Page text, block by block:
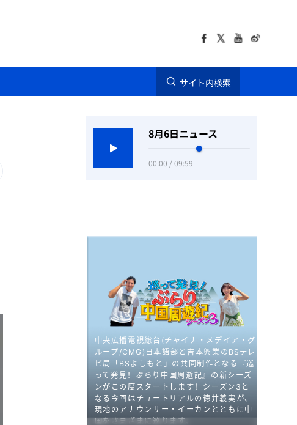
サイト内検索
8月6日ニュース
00:00 / 09:59